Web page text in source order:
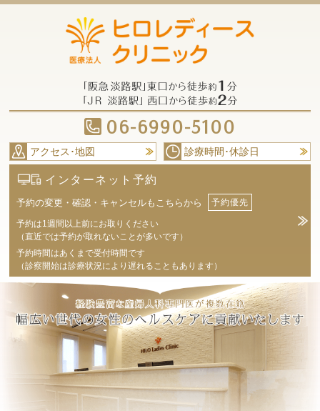
06-6990-5100
アクセス･地図 診療時間･休診日
インターネット予約
予約の変更・確認・キャンセルもこちらから 予約優先
予約は1週間以上前にお取りください
（直近では予約が取れないことが多いです）
予約時間はあくまで受付時間です
（診察開始は診療状況により遅れることもあります）